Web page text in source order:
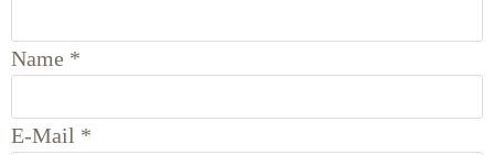
Name *
E-Mail *